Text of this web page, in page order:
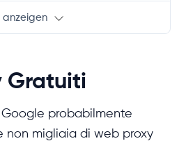
anzeigen
Gratuiti
probabilmente
non migliaia di web proxy